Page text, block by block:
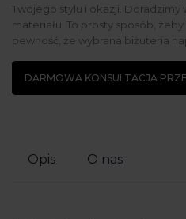
Twojego stylu i okazji.
materiału. To prosty sposób,
pewność, że wybrana biżuteria
DARMOWA KONSULTACJA
Opis O nas